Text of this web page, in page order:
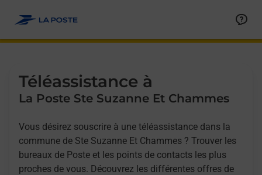
Téléassistance à
La Poste Ste Suzanne Et Chammes
Vous désirez souscrire à une téléassistance dans la
commune de Ste Suzanne Et Chammes ? Trouver les
bureaux de Poste et les points de contacts les plus
proches de vous. Découvrez les différentes offres de